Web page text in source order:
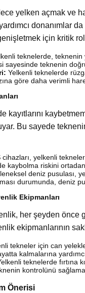
yelken açmak ve
donanımlar
için kritik
teknelerde, teknenin
sayesinde teknenin
Yelkenli teknelerde
göre daha verimli
kayıtlarını
Bu sayede
cihazları, yelkenli
kaybolma riskini
deniz pusulası,
durumunda, deniz
Ekipmanları
her şeyden önce
ekipmanlarının
tekneler için can
kalmalarına
teknelerde fırtına
kontrolünü
Önerisi